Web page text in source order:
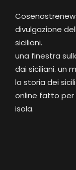
divulgazione
siciliani.
una finestra
dai siciliani. un
la storia dei
online fatto per
isola.